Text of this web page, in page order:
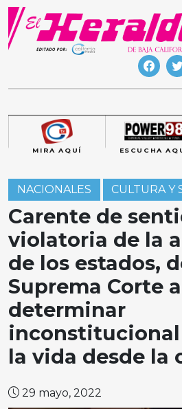
Skip
content
MIRA AQUÍ ESCUCHA
NACIONALES CULTURA Y
Carente de
violatoria de la
de los estados,
Suprema Corte
determinar
la vida desde la
29 mayo, 2022